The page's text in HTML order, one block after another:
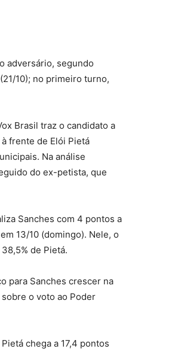
adversário, segundo
10); no primeiro turno,
Brasil traz o candidato a
frente de Elói Pietá
Na análise
do ex-petista, que
Sanches com 4 pontos a
13/10 (domingo). Nele, o
de Pietá.
para Sanches crescer na
o voto ao Poder
chega a 17,4 pontos